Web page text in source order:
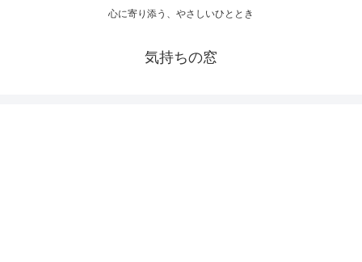
心に寄り添う、やさしいひととき
気持ちの窓